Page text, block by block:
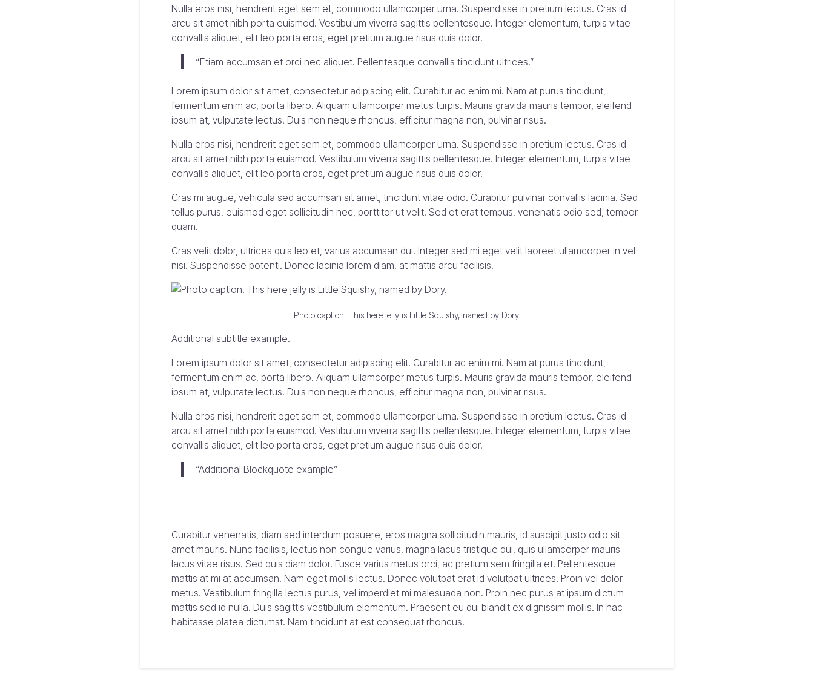
Nulla eros nisi, hendrerit eget sem et, commodo ullamcorper urna. Suspendisse in pretium lectus. Cras id
arcu sit amet nibh porta euismod. Vestibulum viverra sagittis pellentesque. Integer elementum, turpis vitae
convallis aliquet, elit leo porta eros, eget pretium augue risus quis dolor.
“Etiam accumsan et orci nec aliquet. Pellentesque convallis tincidunt ultrices.”
Lorem ipsum dolor sit amet, consectetur adipiscing elit. Curabitur ac enim mi. Nam at purus tincidunt,
fermentum enim ac, porta libero. Aliquam ullamcorper metus turpis. Mauris gravida mauris tempor, eleifend
ipsum at, vulputate lectus. Duis non neque rhoncus, efficitur magna non, pulvinar risus.
Nulla eros nisi, hendrerit eget sem et, commodo ullamcorper urna. Suspendisse in pretium lectus. Cras id
arcu sit amet nibh porta euismod. Vestibulum viverra sagittis pellentesque. Integer elementum, turpis vitae
convallis aliquet, elit leo porta eros, eget pretium augue risus quis dolor.
Cras mi augue, vehicula sed accumsan sit amet, tincidunt vitae odio. Curabitur pulvinar convallis lacinia. Sed
tellus purus, euismod eget sollicitudin nec, porttitor ut velit. Sed et erat tempus, venenatis odio sed, tempor
quam.
Cras velit dolor, ultrices quis leo et, varius accumsan dui. Integer sed mi eget velit laoreet ullamcorper in vel
nisi. Suspendisse potenti. Donec lacinia lorem diam, at mattis arcu facilisis.
Photo caption. This here jelly is Little Squishy, named by Dory.
Additional subtitle example.
Lorem ipsum dolor sit amet, consectetur adipiscing elit. Curabitur ac enim mi. Nam at purus tincidunt,
fermentum enim ac, porta libero. Aliquam ullamcorper metus turpis. Mauris gravida mauris tempor, eleifend
ipsum at, vulputate lectus. Duis non neque rhoncus, efficitur magna non, pulvinar risus.
Nulla eros nisi, hendrerit eget sem et, commodo ullamcorper urna. Suspendisse in pretium lectus. Cras id
arcu sit amet nibh porta euismod. Vestibulum viverra sagittis pellentesque. Integer elementum, turpis vitae
convallis aliquet, elit leo porta eros, eget pretium augue risus quis dolor.
“Additional Blockquote example”
Curabitur venenatis, diam sed interdum posuere, eros magna sollicitudin mauris, id suscipit justo odio sit
amet mauris. Nunc facilisis, lectus non congue varius, magna lacus tristique dui, quis ullamcorper mauris
lacus vitae risus. Sed quis diam dolor. Fusce varius metus orci, ac pretium sem fringilla et. Pellentesque
mattis at mi at accumsan. Nam eget mollis lectus. Donec volutpat erat id volutpat ultrices. Proin vel dolor
metus. Vestibulum fringilla lectus purus, vel imperdiet mi malesuada non. Proin nec purus at ipsum dictum
mattis sed id nulla. Duis sagittis vestibulum elementum. Praesent eu dui blandit ex dignissim mollis. In hac
habitasse platea dictumst. Nam tincidunt at est consequat rhoncus.